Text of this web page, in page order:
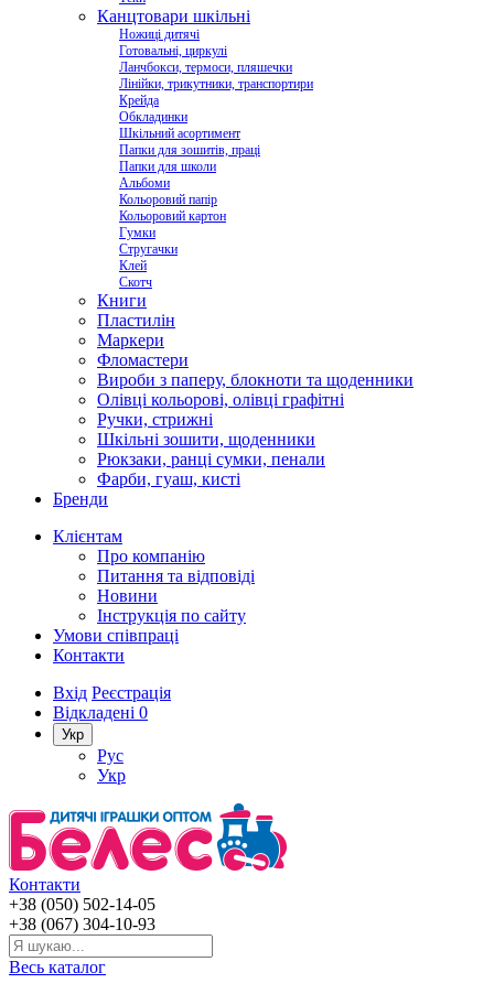
Канцтовари шкільні
Ножиці дитячі
Готовальні, циркулі
Ланчбокси, термоси, пляшечки
Лінійки, трикутники, транспортири
Крейда
Обкладинки
Шкільний асортимент
Папки для зошитів, праці
Папки для школи
Альбоми
Кольоровий папір
Кольоровий картон
Гумки
Стругачки
Клей
Скотч
Книги
Пластилін
Маркери
Фломастери
Вироби з паперу, блокноти та щоденники
Олівці кольорові, олівці графітні
Ручки, стрижні
Шкільні зошити, щоденники
Рюкзаки, ранці сумки, пенали
Фарби, гуаш, кисті
Бренди
Клієнтам
Про компанію
Питання та відповіді
Новини
Інструкція по сайту
Умови співпраці
Контакти
Вхід Реєстрація
Відкладені 0
Укр
Рус
Укр
Контакти
+38 (050) 502-14-05
+38 (067) 304-10-93
Весь каталог